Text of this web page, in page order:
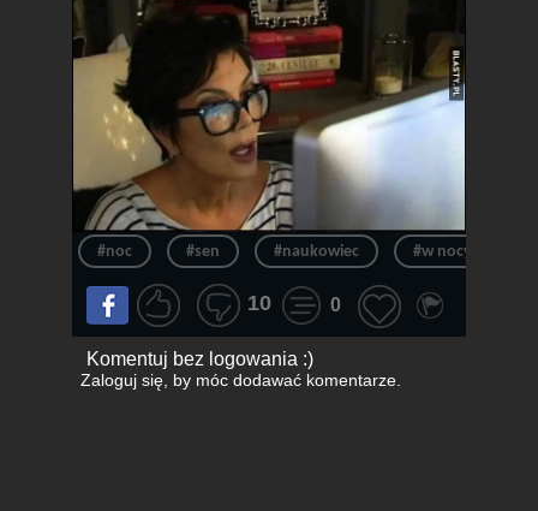
#noc #sen #naukowiec #w nocy
10 0
Komentuj bez logowania :)
Zaloguj się, by móc dodawać komentarze.